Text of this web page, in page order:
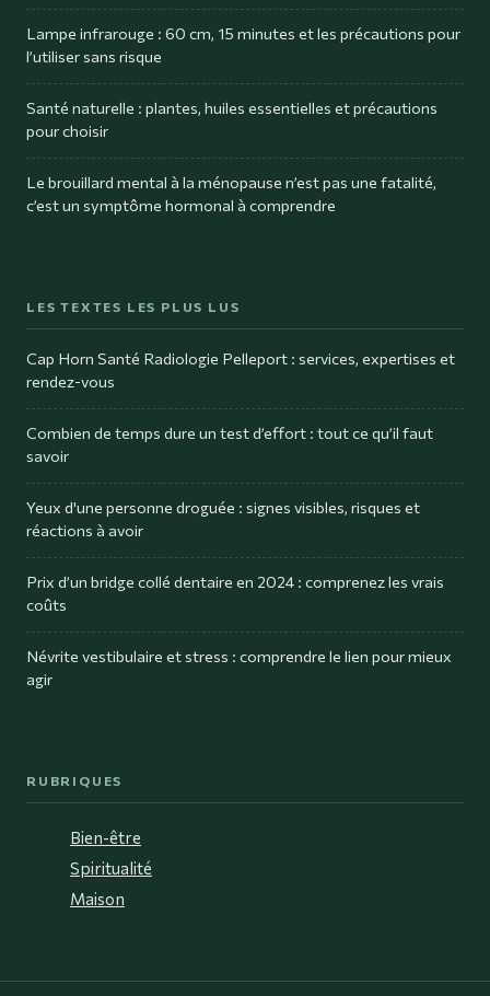
Lampe infrarouge : 60 cm, 15 minutes et les précautions pour
l’utiliser sans risque
Santé naturelle : plantes, huiles essentielles et précautions
pour choisir
Le brouillard mental à la ménopause n’est pas une fatalité,
c’est un symptôme hormonal à comprendre
LES TEXTES LES PLUS LUS
Cap Horn Santé Radiologie Pelleport : services, expertises et
rendez-vous
Combien de temps dure un test d’effort : tout ce qu’il faut
savoir
Yeux d'une personne droguée : signes visibles, risques et
réactions à avoir
Prix d’un bridge collé dentaire en 2024 : comprenez les vrais
coûts
Névrite vestibulaire et stress : comprendre le lien pour mieux
agir
RUBRIQUES
Bien-être
Spiritualité
Maison